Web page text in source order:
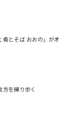
肴とそば おおの」がオ
方を練り歩く